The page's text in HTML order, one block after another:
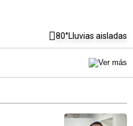
80°Lluvias aisladas